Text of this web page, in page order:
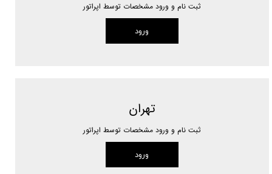
ثبت نام و ورود مشخصات توسط اپراتور
ورود
تهران
ثبت نام و ورود مشخصات توسط اپراتور
ورود